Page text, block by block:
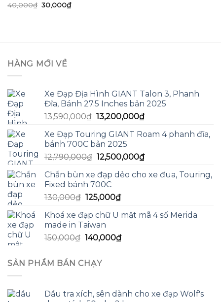
Được xếp
40,000₫ Giá
gốc
30,000₫Giá
hiện
HÀNG MỚI VỀ
Xe Đạp Địa Hình GIANT Talon 3, Phanh
Đĩa, Bánh 27.5 Inches bản 2025
13,590,000₫ Giá
là:
13,590,000₫.
13,200,000₫Giá
tại
13,200,000₫.
Xe Đạp Touring GIANT Roam 4 phanh đĩa,
bánh 700C bản 2025
12,790,000₫ Giá
là:
12,790,000₫.
12,500,000₫Giá
tại
Chắn bùn xe đạp dẻo cho xe đua, Touring,
Fixed bánh 700C
130,000₫ Giá
là:
130,000₫.
125,000₫Giá
tại
125,000₫.
Khoá xe đạp chữ U mật mã 4 số Merida
made in Taiwan
150,000₫ Giá
là:
150,000₫.
140,000₫Giá
SẢN PHẨM BÁN CHẠY
Dầu tra xích, sên dành cho xe đạp Wolf's